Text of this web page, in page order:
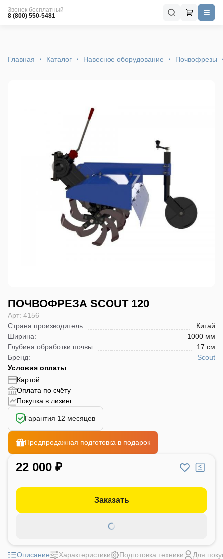
Звонок бесплатный
8 (800) 550-5481
Главная Каталог Навесное оборудование Почвофрезы
ПОЧВОФРЕЗА SCOUT 120
Арт: 4156
Страна производитель:
Китай
Ширина:
1000 мм
Глубина обработки почвы:
17 см
Бренд:
Scout
Условия оплаты
Картой
Оплата по счёту
Покупка в лизинг
Гарантия 12 месяцев
Предпродажная подготовка в подарок
22 000 ₽
Заказать
Описание Характеристики Подготовка техники Для